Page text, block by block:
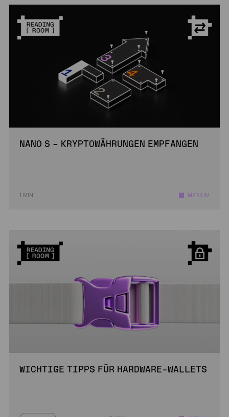
NANO S – KRYPTOWÄHRUNGEN EMPFANGEN
1 MIN. MEDIUM
WICHTIGE TIPPS FÜR HARDWARE-WALLETS